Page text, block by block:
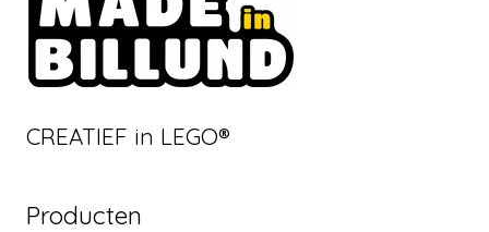
CREATIEF in LEGO®
Producten